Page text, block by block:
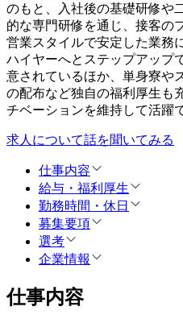
のもと、入社後の基礎研修や
的な専門研修を通じ、接客の
営業スタイルで安定した業務
ハイヤーへとステップアップ
意されているほか、単身寮や
の配布など独自の福利厚生も
チベーションを維持して活躍
求人について話を聞いてみる
仕事内容
給与・福利厚生
勤務時間・休日
募集要項
選考
企業情報
仕事内容